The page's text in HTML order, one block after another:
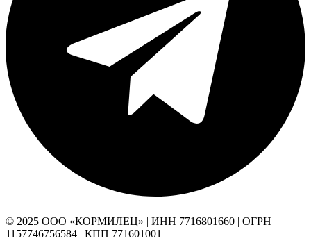
© 2025 ООО «КОРМИЛЕЦ» | ИНН 7716801660 | ОГРН
1157746756584 | КПП 771601001